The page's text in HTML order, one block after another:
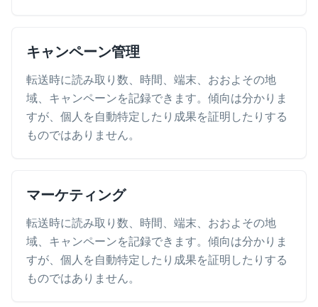
キャンペーン管理
転送時に読み取り数、時間、端末、おおよその地
域、キャンペーンを記録できます。傾向は分かりま
すが、個人を自動特定したり成果を証明したりする
ものではありません。
マーケティング
転送時に読み取り数、時間、端末、おおよその地
域、キャンペーンを記録できます。傾向は分かりま
すが、個人を自動特定したり成果を証明したりする
ものではありません。